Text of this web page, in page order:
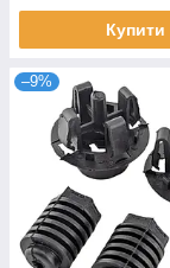
Купити
–9%